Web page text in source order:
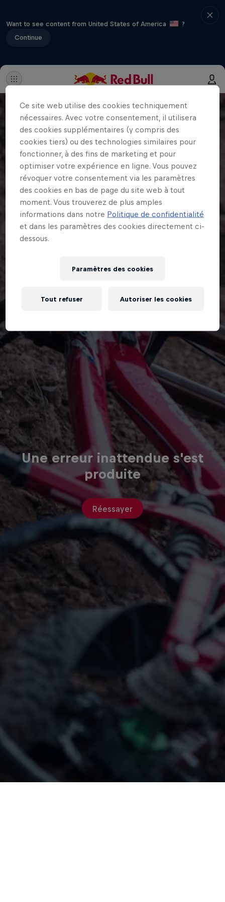
Want to see content from United States of America
?
Continue
Une erreur inattendue s'est
produite
Réessayer
Ce site web utilise des cookies techniquement
nécessaires. Avec votre consentement, il utilisera
des cookies supplémentaires (y compris des
cookies tiers) ou des technologies similaires pour
fonctionner, à des fins de marketing et pour
optimiser votre expérience en ligne. Vous pouvez
révoquer votre consentement via les paramètres
des cookies en bas de page du site web à tout
moment. Vous trouverez de plus amples
informations dans notre Politique de confidentialité
et dans les paramètres des cookies directement ci-
dessous.
Paramètres des cookies
Tout refuser Autoriser les cookies